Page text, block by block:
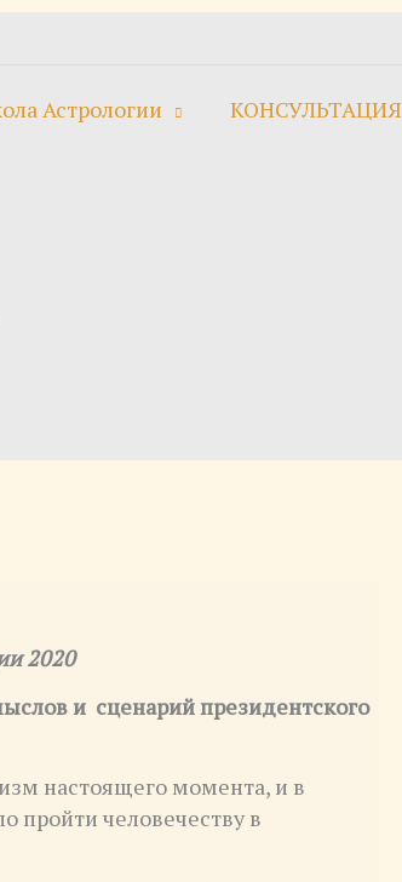
Астрологии КОНСУЛЬТАЦИЯ
2020
и сценарий президентского
настоящего момента, и в
пройти человечеству в